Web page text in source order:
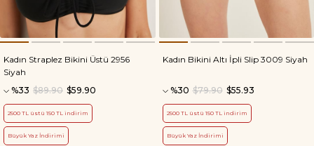
Kadın Straplez Bikini Üstü 2956
Siyah
%33
$59.90
$89.90
2500 TL üstü 150 TL indirim
Büyük Yaz İndirimi
Kadın Bikini Altı İpli Slip 3009 Siyah
%30 $55.93
$79.90
2500 TL üstü 150 TL indirim
Büyük Yaz İndirimi